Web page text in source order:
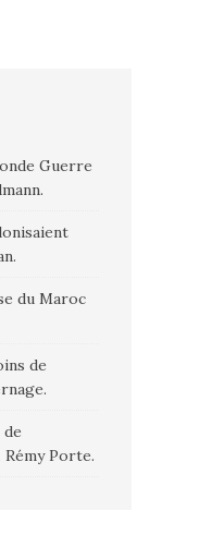
Guerre
du Maroc
de
Rémy Porte.